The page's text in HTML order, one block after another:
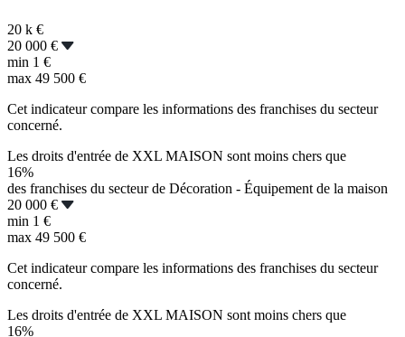
20 k €
20 000 €
min 1 €
max 49 500 €
Cet indicateur compare les informations des franchises du secteur
concerné.
Les droits d'entrée de XXL MAISON sont moins chers que
16%
des franchises du secteur de Décoration - Équipement de la maison
20 000 €
min 1 €
max 49 500 €
Cet indicateur compare les informations des franchises du secteur
concerné.
Les droits d'entrée de XXL MAISON sont moins chers que
16%